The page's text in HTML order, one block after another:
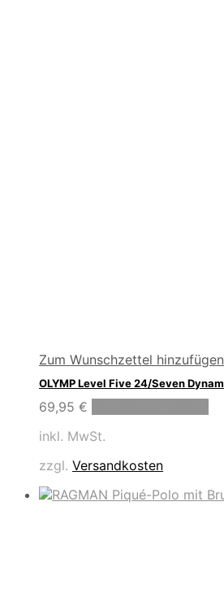
Zum Wunschzettel hinzufügen
OLYMP Level Five 24/Seven
69,95 €
auf.
inkl. MwSt.
zzgl. Versandkosten